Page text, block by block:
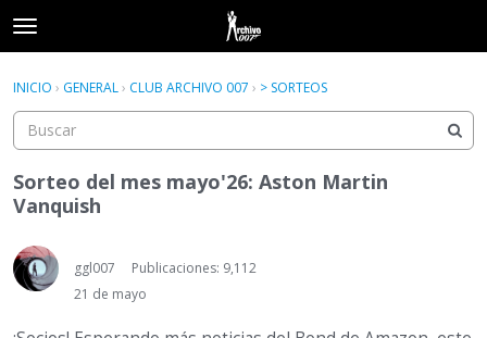
t
o
g
e
m
e
n
u
Acceder Registrarse
Hilos
Actividad
Acceder Registrarse
INICIO › GENERAL› CLUB ARCHIVO 007 › > SORTEOS
Sorteo del mes mayo'26: Aston Martin
Vanquish
ggl007
Publicaciones: 9,112
21 de mayo